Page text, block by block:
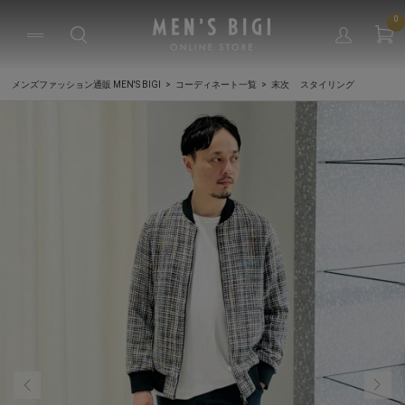
0
メンズファッション通販 MEN'S BIGI コーディネート一覧 末次 スタイリング